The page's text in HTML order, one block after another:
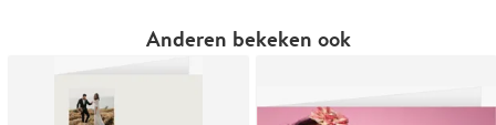
Anderen bekeken ook